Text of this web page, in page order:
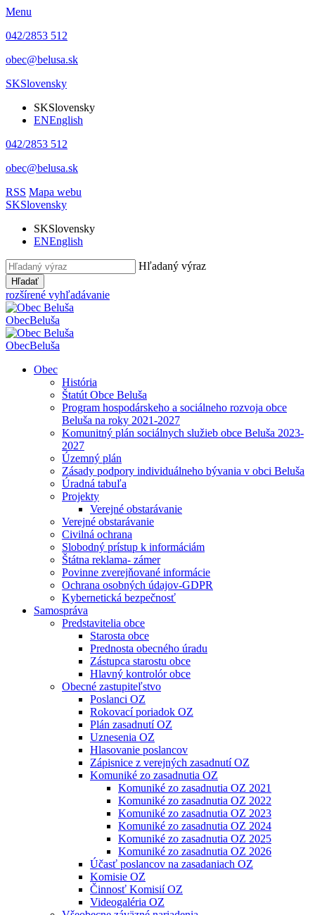
Menu
042/2853 512
obec@belusa.sk
SKSlovensky
SKSlovensky
ENEnglish
042/2853 512
obec@belusa.sk
RSS Mapa webu
SKSlovensky
SKSlovensky
ENEnglish
Hľadaný výraz
Hľadať
rozšírené vyhľadávanie
ObecBeluša
ObecBeluša
Obec
História
Štatút Obce Beluša
Program hospodárskeho a sociálneho rozvoja obce
Beluša na roky 2021-2027
Komunitný plán sociálnych služieb obce Beluša 2023-
2027
Územný plán
Zásady podpory individuálneho bývania v obci Beluša
Úradná tabuľa
Projekty
Verejné obstarávanie
Verejné obstarávanie
Civilná ochrana
Slobodný prístup k informáciám
Štátna reklama- zámer
Povinne zverejňované informácie
Ochrana osobných údajov-GDPR
Kybernetická bezpečnosť
Samospráva
Predstavitelia obce
Starosta obce
Prednosta obecného úradu
Zástupca starostu obce
Hlavný kontrolór obce
Obecné zastupiteľstvo
Poslanci OZ
Rokovací poriadok OZ
Plán zasadnutí OZ
Uznesenia OZ
Hlasovanie poslancov
Zápisnice z verejných zasadnutí OZ
Komuniké zo zasadnutia OZ
Komuniké zo zasadnutia OZ 2021
Komuniké zo zasadnutia OZ 2022
Komuniké zo zasadnutia OZ 2023
Komuniké zo zasadnutia OZ 2024
Komuniké zo zasadnutia OZ 2025
Komuniké zo zasadnutia OZ 2026
Účasť poslancov na zasadaniach OZ
Komisie OZ
Činnosť Komisií OZ
Videogaléria OZ